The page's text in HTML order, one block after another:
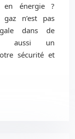
en énergie ?
n’est pas
dans de
aussi un
sécurité et